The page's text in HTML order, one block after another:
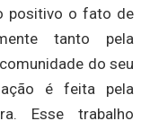
positivo o fato de
tanto pela
do seu
é feita pela
Esse trabalho